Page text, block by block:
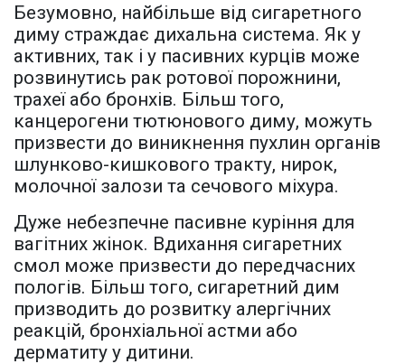
Безумовно, найбільше від сигаретного
диму страждає дихальна система. Як у
активних, так і у пасивних курців може
розвинутись рак ротової порожнини,
трахеї або бронхів. Більш того,
канцерогени тютюнового диму, можуть
призвести до виникнення пухлин органів
шлунково-кишкового тракту, нирок,
молочної залози та сечового міхура.
Дуже небезпечне пасивне куріння для
вагітних жінок. Вдихання сигаретних
смол може призвести до передчасних
пологів. Більш того, сигаретний дим
призводить до розвитку алергічних
реакцій, бронхіальної астми або
дерматиту у дитини.